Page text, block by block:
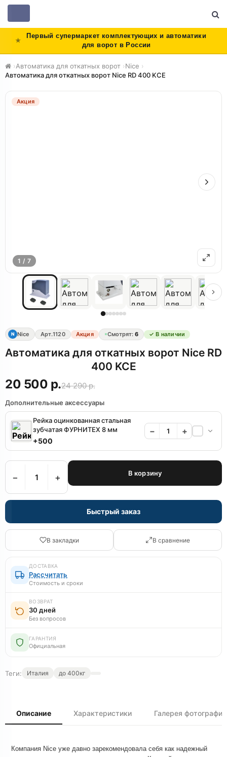
Первый супермаркет комплектующих и автоматики
для ворот в России
›Автоматика для откатных ворот ›Nice ›
Автоматика для откатных ворот Nice RD 400 KCE
Акция
1 / 7
N Nice Арт.1120 Акция Смотрят: 6 ✓ В наличии
Автоматика для откатных ворот Nice RD
400 KCE
20 500 р.24 290 р.
Дополнительные аксессуары
Рейка оцинкованная стальная
зубчатая ФУРНИТЕХ 8 мм
+500
− +
− + В корзину
Быстрый заказ
В закладки В сравнение
ДОСТАВКА
Рассчитать
Стоимость и сроки
ВОЗВРАТ
30 дней
Без вопросов
ГАРАНТИЯ
Официальная
Теги: Италия до 400кг
Описание Характеристики Галерея
Компания Nice уже давно зарекомендовала себя как надежный